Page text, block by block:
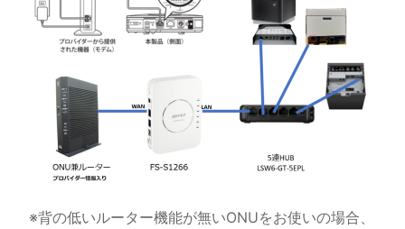
※背の低いルーター機能が無いONUをお使いの場合、